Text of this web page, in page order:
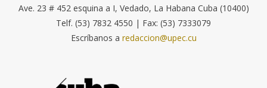
Ave. 23 # 452 esquina a I, Vedado, La Habana Cuba (10400)
Telf. (53) 7832 4550 | Fax: (53) 7333079
Escríbanos a redaccion@upec.cu